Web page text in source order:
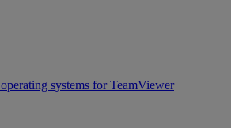
systems for TeamViewer